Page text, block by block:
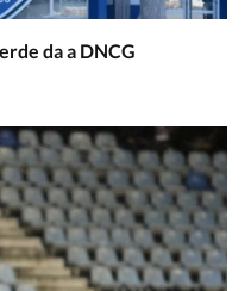
da a DNCG